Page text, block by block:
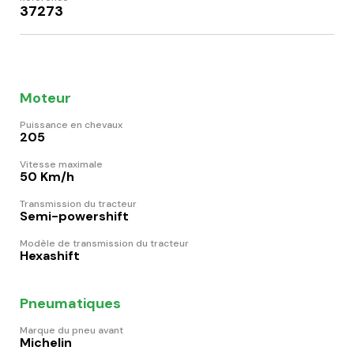
37273
Moteur
Puissance en chevaux
205
Vitesse maximale
50 Km/h
Transmission du tracteur
Semi-powershift
Modèle de transmission du tracteur
Hexashift
Pneumatiques
Marque du pneu avant
Michelin